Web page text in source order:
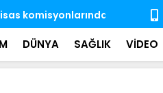
boş üyeliklere
MSB:
almaya
DÜNYA SAĞLIK VİDEO